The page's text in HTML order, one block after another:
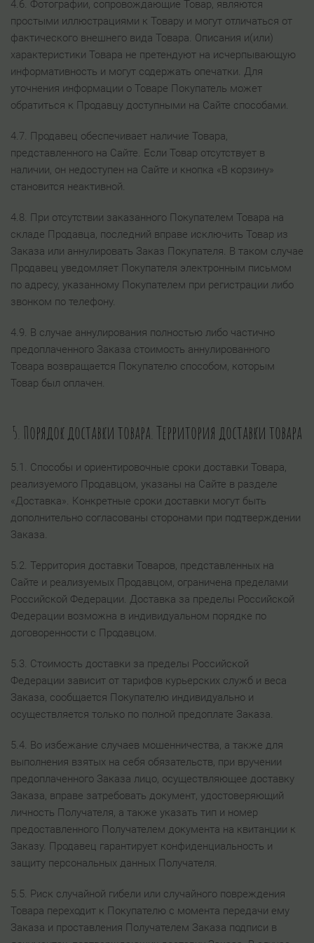
4.6. Фотографии, сопровождающие Товар, являются
простыми иллюстрациями к Товару и могут отличаться от
фактического внешнего вида Товара. Описания и(или)
характеристики Товара не претендуют на исчерпывающую
информативность и могут содержать опечатки. Для
уточнения информации о Товаре Покупатель может
обратиться к Продавцу доступными на Сайте способами.
4.7. Продавец обеспечивает наличие Товара,
представленного на Сайте. Если Товар отсутствует в
наличии, он недоступен на Сайте и кнопка «В корзину»
становится неактивной.
4.8. При отсутствии заказанного Покупателем Товара на
складе Продавца, последний вправе исключить Товар из
Заказа или аннулировать Заказ Покупателя. В таком случае
Продавец уведомляет Покупателя электронным письмом
по адресу, указанному Покупателем при регистрации либо
звонком по телефону.
4.9. В случае аннулирования полностью либо частично
предоплаченного Заказа стоимость аннулированного
Товара возвращается Покупателю способом, которым
Товар был оплачен.
5. Порядок доставки товара. Территория доставки товара
5.1. Способы и ориентировочные сроки доставки Товара,
реализуемого Продавцом, указаны на Сайте в разделе
«Доставка». Конкретные сроки доставки могут быть
дополнительно согласованы сторонами при подтверждении
Заказа.
5.2. Территория доставки Товаров, представленных на
Сайте и реализуемых Продавцом, ограничена пределами
Российской Федерации. Доставка за пределы Российской
Федерации возможна в индивидуальном порядке по
договоренности с Продавцом.
5.3. Стоимость доставки за пределы Российской
Федерации зависит от тарифов курьерских служб и веса
Заказа, сообщается Покупателю индивидуально и
осуществляется только по полной предоплате Заказа.
5.4. Во избежание случаев мошенничества, а также для
выполнения взятых на себя обязательств, при вручении
предоплаченного Заказа лицо, осуществляющее доставку
Заказа, вправе затребовать документ, удостоверяющий
личность Получателя, а также указать тип и номер
предоставленного Получателем документа на квитанции к
Заказу. Продавец гарантирует конфиденциальность и
защиту персональных данных Получателя.
5.5. Риск случайной гибели или случайного повреждения
Товара переходит к Покупателю с момента передачи ему
Заказа и проставления Получателем Заказа подписи в